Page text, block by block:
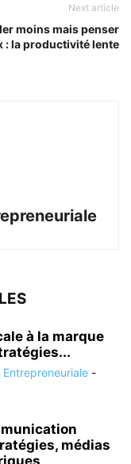
Next article
moins mais penser
: la productivité lente
à la marque
-
médias